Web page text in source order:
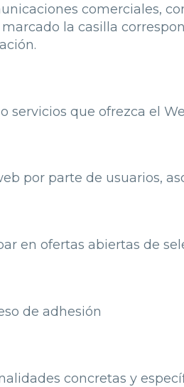
comerciales,
la casilla
servicios que ofrezca el
por parte de usuarios,
en ofertas abiertas de
de adhesión
concretas y